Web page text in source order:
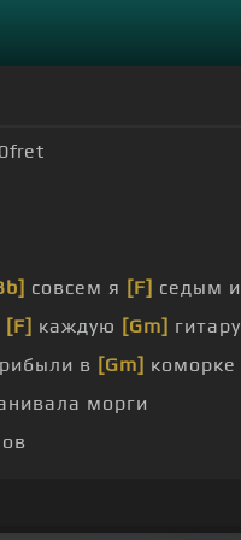
fret
совсем я [F] седым и
[F] каждую [Gm] гитару
в [Gm] коморке
морги